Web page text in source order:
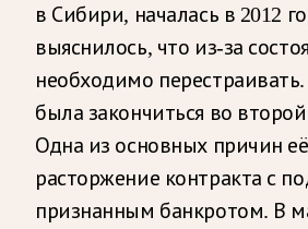
в Сибири, началась в 2012
выяснилось, что из-за
необходимо
была закончиться во
Одна из основных причин
расторжение контракта с
признанным банкротом. В